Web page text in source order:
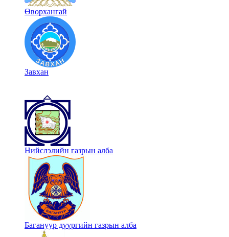
Өвөрхангай
Завхан
Нийслэлийн газрын алба
Багануур дүүргийн газрын алба